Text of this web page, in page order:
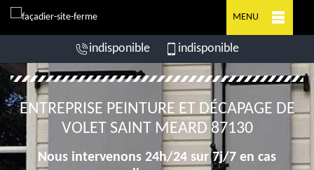
MENU
indisponible indisponible
ENTREPRISE PEINTURE ET DÉCAPAGE DE
VOLET SAINT MEARD 87130
Nous intervenons 24h/24 sur 7j/7 en cas